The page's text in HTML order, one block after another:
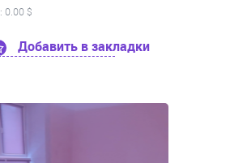
: 0.00 $
Добавить в закладки